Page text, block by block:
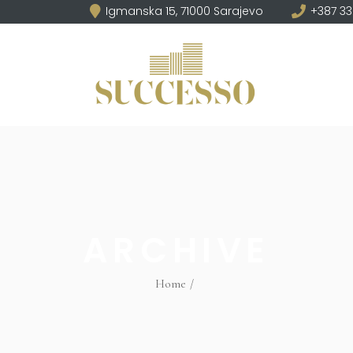
Igmanska 15, 71000 Sarajevo +387
Home